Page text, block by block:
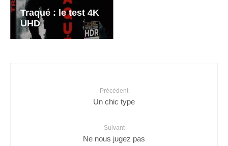
Traqué : le test 4K
UHD
Précédent
Un chic type
Suivant
Ne nous jugez pas